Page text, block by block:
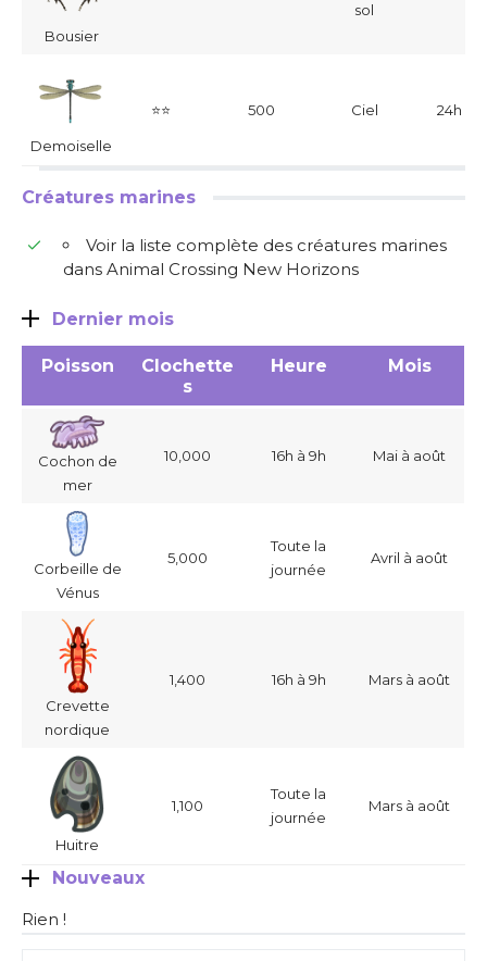
Bousier
sol
Demoiselle
⭐⭐ 500 Ciel 24h
Créatures marines
Voir la liste complète des créatures marines
dans Animal Crossing New Horizons
Dernier mois
Poisson
Clochette
s
Heure Mois
Cochon de
mer
10,000 16h à 9h Mai à août
Corbeille de
Vénus
5,000
Toute la
journée
Avril à août
Crevette
nordique
1,400 16h à 9h Mars à août
Huitre
1,100
Toute la
journée
Mars à août
Nouveaux
Rien !